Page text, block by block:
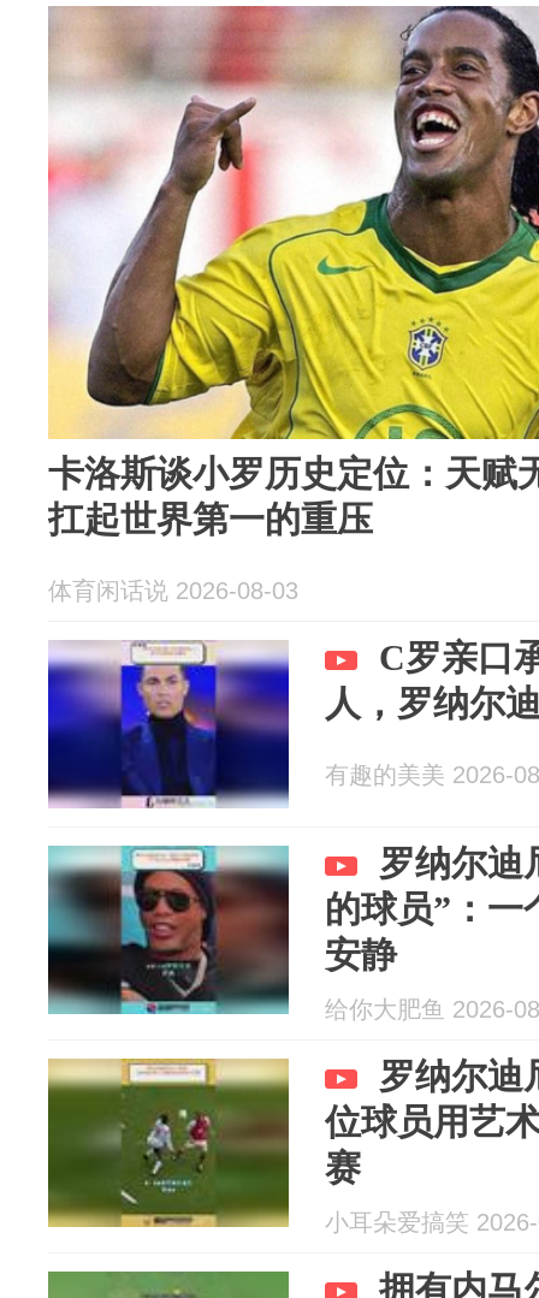
卡洛斯谈小罗历史定位：天赋
扛起世界第一的重压
体育闲话说 2026-08-03
C罗亲口
人，罗纳尔
有趣的美美 2026-
罗纳尔迪
的球员”：一
安静
给你大肥鱼 2026-
罗纳尔迪
位球员用艺
赛
小耳朵爱搞笑
拥有内马